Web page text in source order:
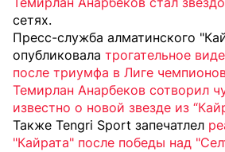
сетях.
Пресс-служба алматинского
опубликовала трогательное
после триумфа в Лиге
Темирлан Анарбеков сотворил
известно о новой звезде из
Также Tengri Sport запечатлел
"Кайрата" после победы над